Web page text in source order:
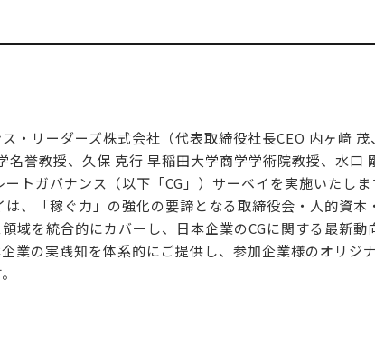
・リーダーズ株式会社（代表取締役社長CEO 内ヶ﨑
名誉教授、久保 克行 早稲田大学商学学術院教授、水口
トガバナンス（以下「CG」）サーベイを実施いたしま
、「稼ぐ力」の強化の要諦となる取締役会・人的資本
域を統合的にカバーし、日本企業のCGに関する最新
業の実践知を体系的にご提供し、参加企業様のオリジ